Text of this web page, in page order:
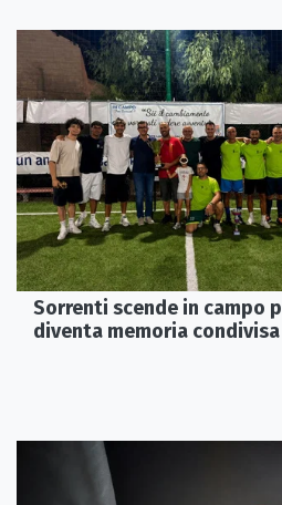
Sorrenti scende in campo
diventa memoria condivisa